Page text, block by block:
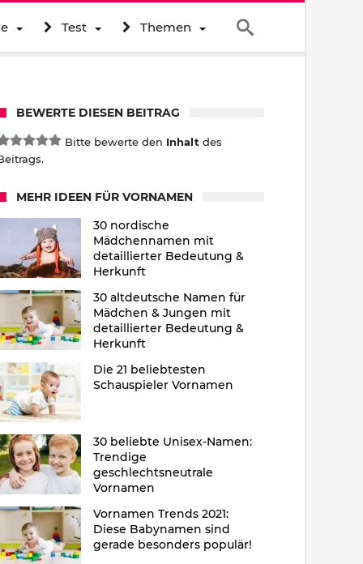
Test Themen
BEWERTE DIESEN BEITRAG
Bitte bewerte den Inhalt des
MEHR IDEEN FÜR VORNAMEN
30 nordische
Mädchennamen mit
detaillierter Bedeutung &
Herkunft
30 altdeutsche Namen für
Mädchen & Jungen mit
detaillierter Bedeutung &
Herkunft
Die 21 beliebtesten
Schauspieler Vornamen
30 beliebte Unisex-Namen:
Trendige
geschlechtsneutrale
Vornamen
Vornamen Trends 2021:
Diese Babynamen sind
gerade besonders populär!